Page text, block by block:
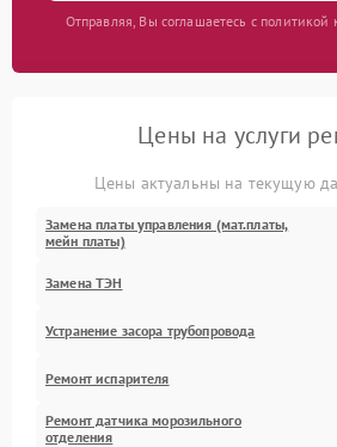
Отправляя, Вы соглашаетесь с политикой
Цены на услуги
Цены актуальны на текущую
Замена платы управления (мат.платы,
мейн платы)
Замена ТЭН
Устранение засора трубопровода
Ремонт испарителя
Ремонт датчика морозильного
отделения